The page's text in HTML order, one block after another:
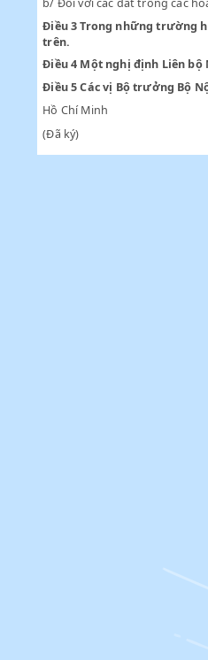
Điều 2Thuế suất ấn định
a/ Những ruộng cấy lúa
b/ Đối với các đất trồng
Điều 3Trong những
trên.
Điều 4
Điều 5Các vị Bộ trưởng